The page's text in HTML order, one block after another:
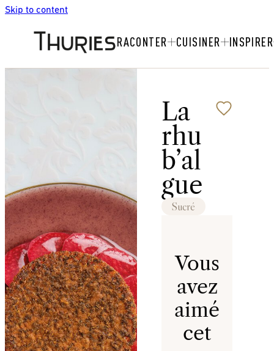
Skip to content
RACONTER CUISINER INSPIRER
La
rhu
b’al
gue
Sucré
Vous
avez
aimé
cet